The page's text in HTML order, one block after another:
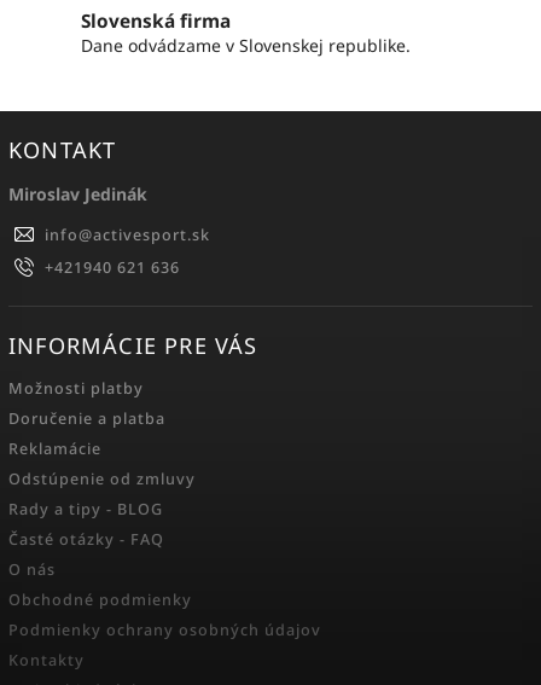
Slovenská firma
Dane odvádzame v Slovenskej republike.
KONTAKT
Miroslav Jedinák
info@activesport.sk
+421940 621 636
INFORMÁCIE PRE VÁS
Možnosti platby
Doručenie a platba
Reklamácie
Odstúpenie od zmluvy
Rady a tipy - BLOG
Časté otázky - FAQ
O nás
Obchodné podmienky
Podmienky ochrany osobných údajov
Kontakty